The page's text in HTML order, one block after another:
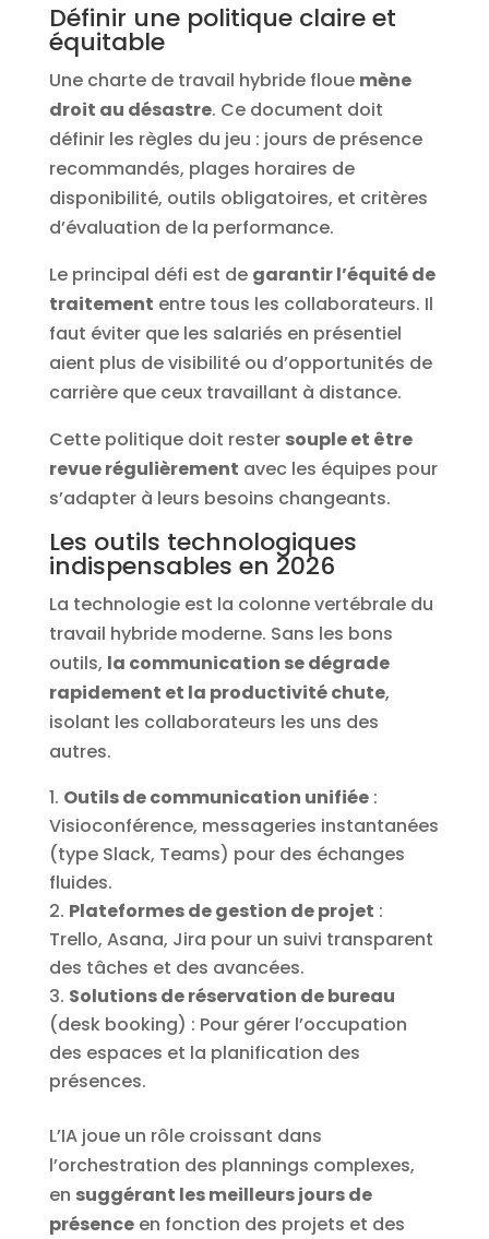
Définir une politique claire et
équitable
Une charte de travail hybride floue mène
droit au désastre. Ce document doit
définir les règles du jeu : jours de présence
recommandés, plages horaires de
disponibilité, outils obligatoires, et critères
d’évaluation de la performance.
Le principal défi est de garantir l’équité de
traitement entre tous les collaborateurs. Il
faut éviter que les salariés en présentiel
aient plus de visibilité ou d’opportunités de
carrière que ceux travaillant à distance.
Cette politique doit rester souple et être
revue régulièrement avec les équipes pour
s’adapter à leurs besoins changeants.
Les outils technologiques
indispensables en 2026
La technologie est la colonne vertébrale du
travail hybride moderne. Sans les bons
outils, la communication se dégrade
rapidement et la productivité chute,
isolant les collaborateurs les uns des
autres.
Outils de communication unifiée:
Visioconférence, messageries instantanées
(type Slack, Teams) pour des échanges
fluides.
Plateformes de gestion de projet :
Trello, Asana, Jira pour un suivi transparent
des tâches et des avancées.
Solutions de réservation de bureau
(desk booking) : Pour gérer l’occupation
des espaces et la planification des
présences.
L’IA joue un rôle croissant dans
l’orchestration des plannings complexes,
en suggérant les meilleurs jours de
présenceen fonction des projets et des